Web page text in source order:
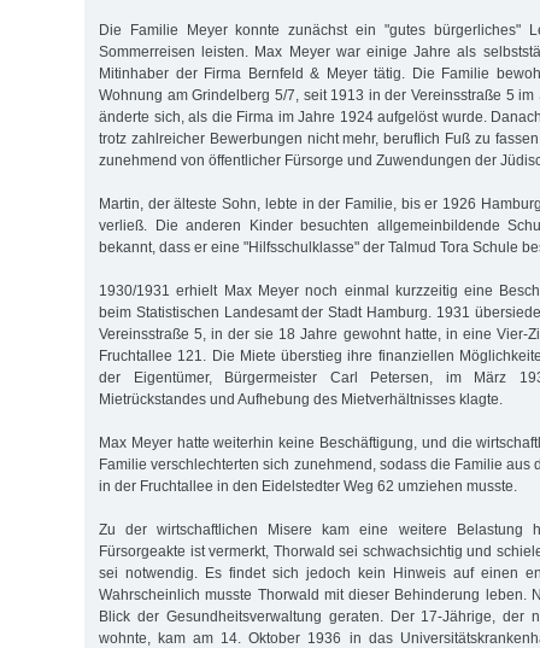
Die Familie Meyer konnte zunächst ein "gutes bürgerliches"
Sommerreisen leisten. Max Meyer war einige Jahre als
Mitinhaber der Firma Bernfeld & Meyer tätig. Die Familie
Wohnung am Grindelberg 5/7, seit 1913 in der Vereinsstraße 5 im
änderte sich, als die Firma im Jahre 1924 aufgelöst wurde.
trotz zahlreicher Bewerbungen nicht mehr, beruflich Fuß zu
zunehmend von öffentlicher Fürsorge und Zuwendungen der
Martin, der älteste Sohn, lebte in der Familie, bis er 1926
verließ. Die anderen Kinder besuchten allgemeinbildende
bekannt, dass er eine "Hilfsschulklasse" der Talmud Tora Schule
1930/1931 erhielt Max Meyer noch einmal kurzzeitig eine
beim Statistischen Landesamt der Stadt Hamburg. 1931
Vereinsstraße 5, in der sie 18 Jahre gewohnt hatte, in eine Vier-
Fruchtallee 121. Die Miete überstieg ihre finanziellen
der Eigentümer, Bürgermeister Carl Petersen, im März
Mietrückstandes und Aufhebung des Mietverhältnisses klagte.
Max Meyer hatte weiterhin keine Beschäftigung, und die
Familie verschlechterten sich zunehmend, sodass die Familie aus
in der Fruchtallee in den Eidelstedter Weg 62 umziehen musste.
Zu der wirtschaftlichen Misere kam eine weitere Belastung
Fürsorgeakte ist vermerkt, Thorwald sei schwachsichtig und
sei notwendig. Es findet sich jedoch kein Hinweis auf einen
Wahrscheinlich musste Thorwald mit dieser Behinderung leben.
Blick der Gesundheitsverwaltung geraten. Der 17-Jährige, der
wohnte, kam am 14. Oktober 1936 in das